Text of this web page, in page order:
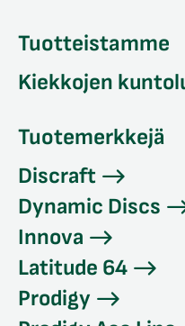
Tuotteistamme
Kiekkojen
Tuotemerkkejä
Discraft
Dynamic Discs
Innova
Latitude 64
Prodigy